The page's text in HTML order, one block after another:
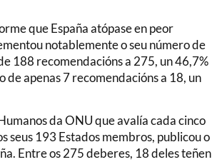
que España atópase en peor
notablemente o seu número de
188 recomendacións a 275, un 46,7%
de apenas 7 recomendacións a 18, un
da ONU que avalía cada cinco
seus 193 Estados membros, publicou o
Entre os 275 deberes, 18 deles teñen